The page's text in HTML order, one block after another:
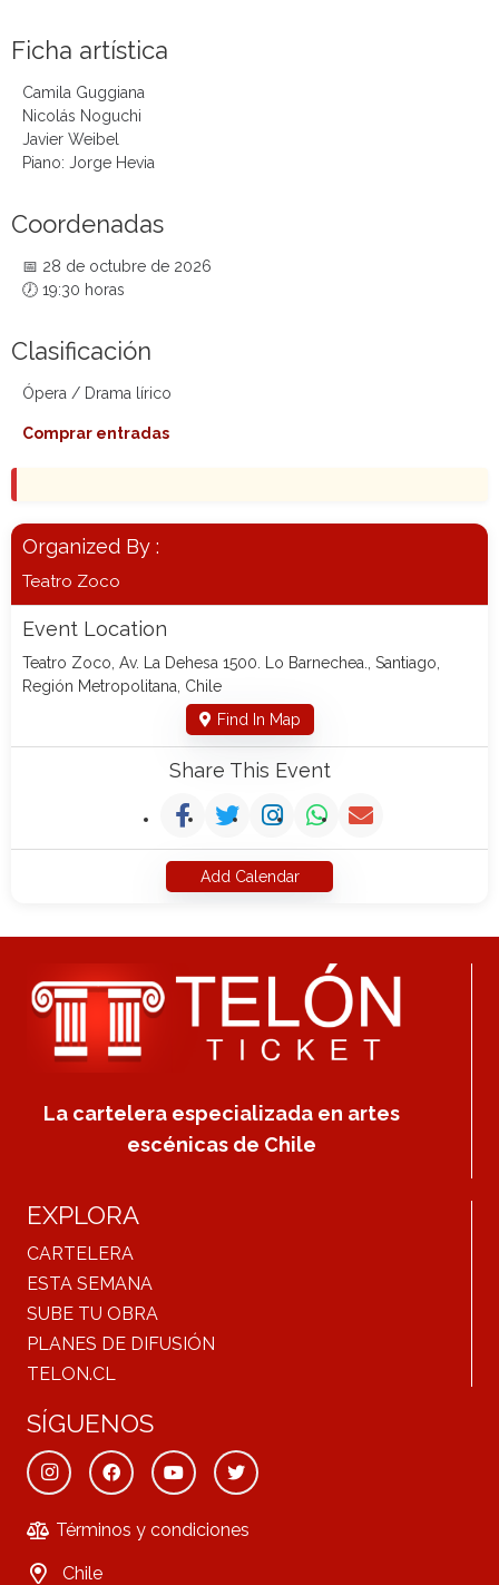
Ficha artística
Camila Guggiana
Nicolás Noguchi
Javier Weibel
Piano: Jorge Hevia
Coordenadas
📅 28 de octubre de 2026
🕖 19:30 horas
Clasificación
Ópera / Drama lírico
Comprar entradas
Organized By :
Teatro Zoco
Event Location
Teatro Zoco, Av. La Dehesa 1500. Lo Barnechea., Santiago,
Región Metropolitana, Chile
Find In Map
Share This Event
Add Calendar
La cartelera especializada en artes
escénicas de Chile
EXPLORA
CARTELERA
ESTA SEMANA
SUBE TU OBRA
PLANES DE DIFUSIÓN
TELON.CL
SÍGUENOS
Términos y condiciones
Chile